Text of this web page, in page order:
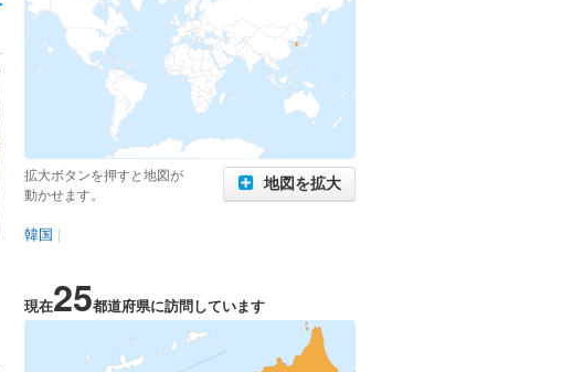
拡大ボタンを押すと地図が
動かせます。
地図を拡大
韓国 |
現在25都道府県に訪問しています